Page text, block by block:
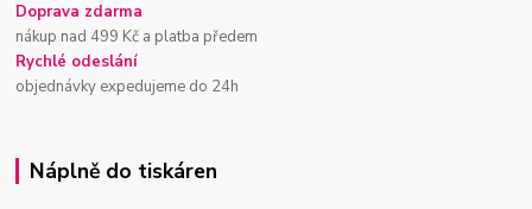
Doprava zdarma
nákup nad 499 Kč a platba předem
Rychlé odeslání
objednávky expedujeme do 24h
Náplně do tiskáren